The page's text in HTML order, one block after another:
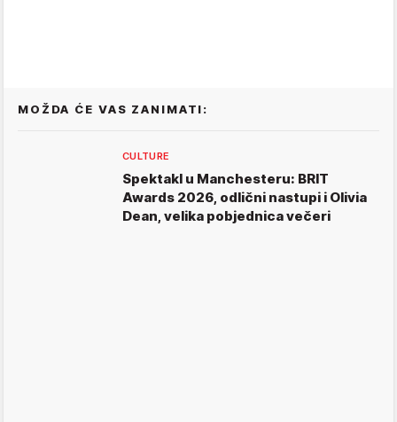
MOŽDA ĆE VAS ZANIMATI:
CULTURE
Spektakl u Manchesteru: BRIT
Awards 2026, odlični nastupi i Olivia
Dean, velika pobjednica večeri